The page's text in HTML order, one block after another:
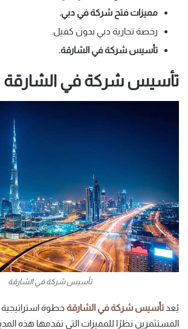
مميزات فتح شركة في دبي.
رخصة تجارية دبي بدون كفيل.
تأسيس شركة في الشارقة.
تأسيس شركة في الشارقة
تأسيس شركة في الشارقة
يُعد تأسيس شركة في الشارقة خطوة
المستثمرين نظرًا للمميزات التي تقدمها هذه